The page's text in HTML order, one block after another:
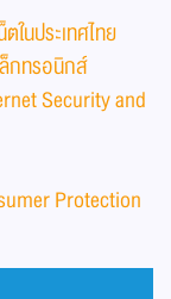
นประเทศไทย
กทรอนิกส์
Security and
Protection